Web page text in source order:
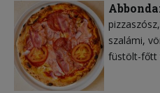
pizzaszósz
szalámi
füstölt-főtt